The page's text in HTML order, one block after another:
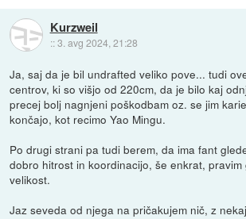
Kurzweil
::3. avg 2024, 21:28
Ja, saj da je bil undrafted veliko pove... tudi
centrov, ki so višjo od 220cm, da je bilo kaj
precej bolj nagnjeni poškodbam oz. se jim
končajo, kot recimo Yao Mingu.
Po drugi strani pa tudi berem, da ima fant
dobro hitrost in koordinacijo, še enkrat,
velikost.
Jaz seveda od njega na pričakujem nič, z